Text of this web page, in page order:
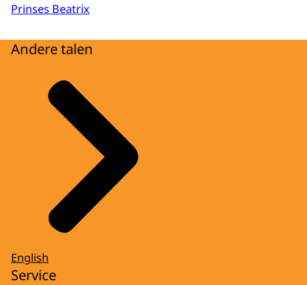
Prinses Beatrix
Andere talen
English
Service